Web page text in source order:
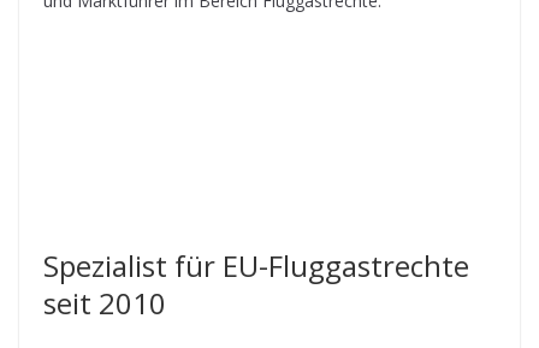
Spezialist für EU-Fluggastrechte
seit 2010